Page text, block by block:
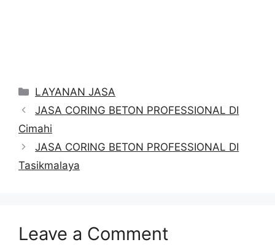
Categories
LAYANAN JASA
JASA CORING BETON PROFESSIONAL DI
Cimahi
JASA CORING BETON PROFESSIONAL DI
Tasikmalaya
Leave a Comment